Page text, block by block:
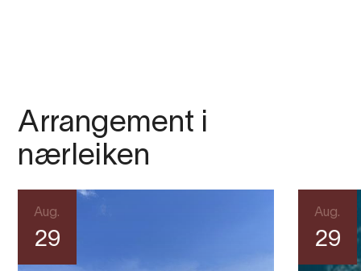
Arrangement i
nærleiken
Aug.
29
Aug.
29